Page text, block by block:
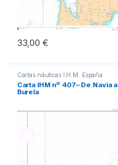
33,00 €
Cartas náuticas I.H.M. España
Carta IHM nº 407– De Navia a
Burela